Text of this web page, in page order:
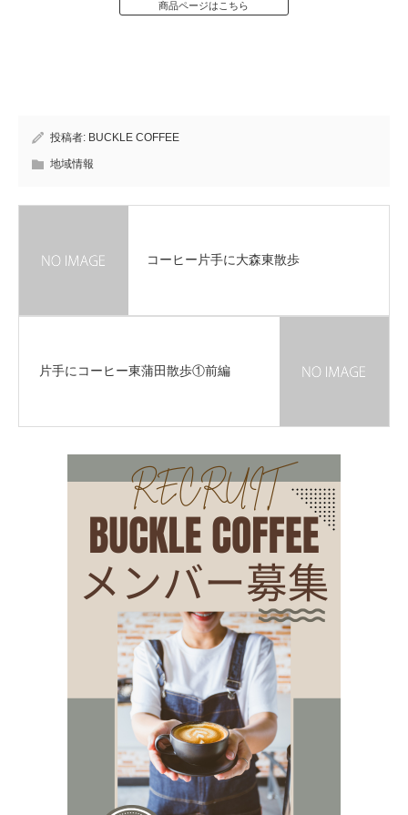
商品ページはこちら
投稿者: BUCKLE COFFEE
地域情報
コーヒー片手に大森東散歩
片手にコーヒー東蒲田散歩①前編